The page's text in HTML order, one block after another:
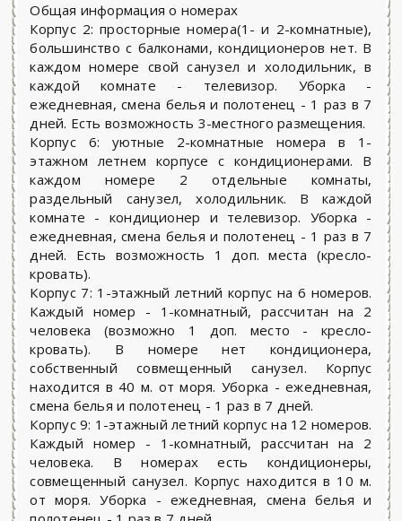
Общая информация о номерах
Корпус 2: просторные номера(1- и 2-комнатные),
большинство с балконами, кондиционеров нет. В
каждом номере свой санузел и холодильник, в
каждой комнате - телевизор. Уборка -
ежедневная, смена белья и полотенец - 1 раз в 7
дней. Есть возможность 3-местного размещения.
Корпус 6: уютные 2-комнатные номера в 1-
этажном летнем корпусе с кондиционерами. В
каждом номере 2 отдельные комнаты,
раздельный санузел, холодильник. В каждой
комнате - кондиционер и телевизор. Уборка -
ежедневная, смена белья и полотенец - 1 раз в 7
дней. Есть возможность 1 доп. места (кресло-
кровать).
Корпус 7: 1-этажный летний корпус на 6 номеров.
Каждый номер - 1-комнатный, рассчитан на 2
человека (возможно 1 доп. место - кресло-
кровать). В номере нет кондиционера,
собственный совмещенный санузел. Корпус
находится в 40 м. от моря. Уборка - ежедневная,
смена белья и полотенец - 1 раз в 7 дней.
Корпус 9: 1-этажный летний корпус на 12 номеров.
Каждый номер - 1-комнатный, рассчитан на 2
человека. В номерах есть кондиционеры,
совмещенный санузел. Корпус находится в 10 м.
от моря. Уборка - ежедневная, смена белья и